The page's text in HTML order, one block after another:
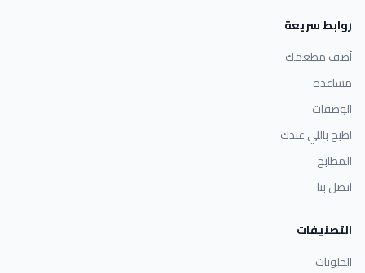
روابط سريعة
أضف مطعمك
مساعدة
الوصفات
اطبخ باللي عندك
المطابخ
اتصل بنا
التصنيفات
الحلويات